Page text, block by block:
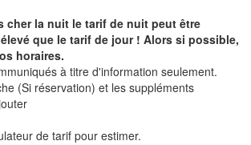
cher la nuit le tarif de nuit peut être
que le tarif de jour ! Alors si possible,
horaires.
à titre d'information seulement.
(Si réservation) et les suppléments
de tarif pour estimer.